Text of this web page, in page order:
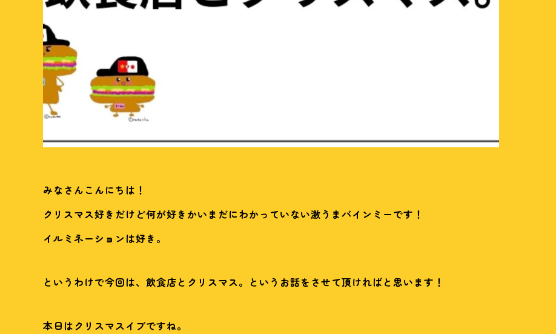
みなさんこんにちは！
クリスマス好きだけど何が好きかいまだにわかっていない激うまバインミーです！
イルミネーションは好き。
というわけで今回は、飲食店とクリスマス。というお話をさせて頂ければと思います！
本日はクリスマスイブですね。